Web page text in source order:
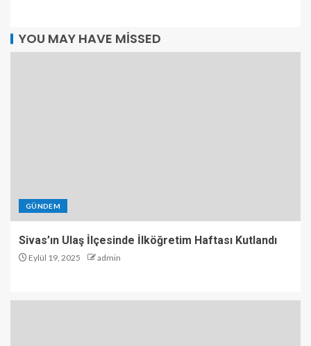
YOU MAY HAVE MISSED
GÜNDEM
Sivas’ın Ulaş İlçesinde İlköğretim Haftası Kutlandı
Eylül 19, 2025 admin